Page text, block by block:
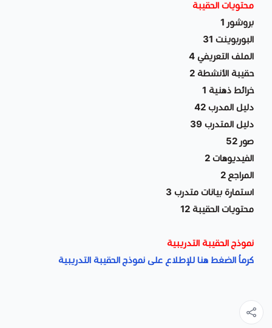
محتويات الحقيبة
بروشور 1
البوربوينت 31
الملف التعريفي 4
حقيبة الأنشطة 2
خرائط ذهنية 1
دليل المدرب 42
دليل المتدرب 39
صور 52
الفيديوهات 2
المراجع 2
استمارة بيانات متدرب 3
محتويات الحقيبة 12
نموذج الحقيبة التدريبية
كرماُ الضغط هنا للإطلاع على نموذج الحقيبة التدريبية